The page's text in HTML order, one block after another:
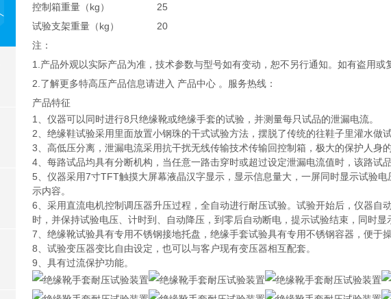
控制箱重量（kg）
25
试验支架重量（kg）
20
注：
1.产品外观以实际产品为准，技术参数与型号如有变动，恕不另行通知。如有盗用或
2.了解更多特高压产品信息请进入 产品中心 。服务热线：
产品特征
1、仪器可以同时进行8只绝缘靴或绝缘手套的试验，并测量每只试品的泄漏电流。
2、绝缘鞋试验采用里面放置小钢珠的干式试验方法，摆脱了传统的往鞋子里灌水做
3、高低压分离，泄漏电流采用抗干扰无线传输技术传输回控制箱，极大的保护人身
4、每路试品均具有分断机构，当任意一路击穿时或超过设定泄漏电流值时，该路试
5、仪器采用7寸TFT触摸大屏幕液晶汉字显示，显示信息量大，一屏同时显示试验
示内容。
6、采用直流电机控制调压器升压过程，全自动进行耐压试验。试验开始后，仪器自
时，并保持试验电压、计时到、自动降压，到零后自动断电，提示试验结束，同时
7、绝缘靴试验具有专用不锈钢接地托盘，绝缘手套试验具有专用不锈钢容器，便于
8、试验变压器变比自由设定，也可以与客户现有变压器相互配套。
9、具有过流保护功能。